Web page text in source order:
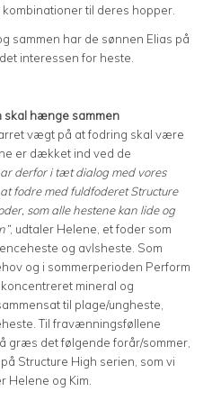
til deres hopper.
sammen har de sønnen Elias på
interessen for heste.
skal hænge sammen
vægt på at fodring skal være
er dækket ind ved de
derfor i tæt dialog med vores
fodre med fuldfoderet Structure
som alle hestene kan lide og
, udtaler Helene, et foder som
og avlsheste. Som
og i sommerperioden Perform
mineral og
til plage/ungheste,
Til fravænningsføllene
græs det følgende forår/sommer,
Structure High serien, som vi
Helene og Kim.